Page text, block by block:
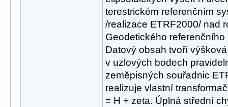
terestrickém referenčním
/realizace ETRF2000/ nad
Geodetického
Datový obsah tvoří
v uzlových bodech
zeměpisných souřadnic
realizuje vlastní
= H + zeta. Úplná střední